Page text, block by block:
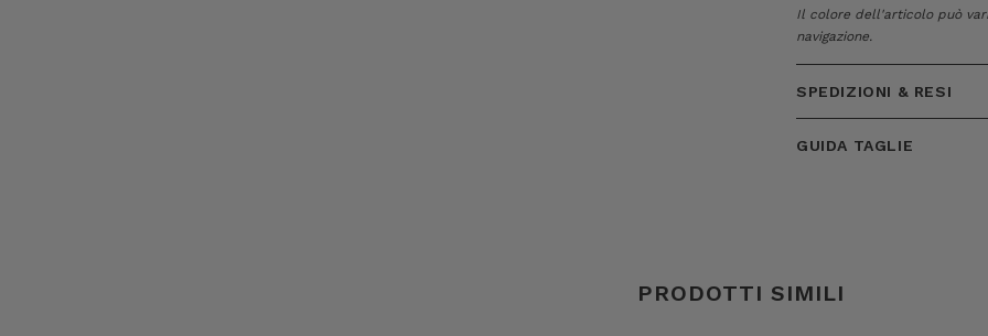
Il colore dell'articolo può
navigazione.
SPEDIZIONI & RESI
GUIDA TAGLIE
PRODOTTI SIMILI